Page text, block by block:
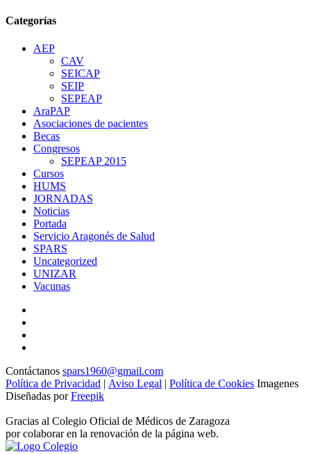
Categorías
AEP
CAV
SEICAP
SEIP
SEPEAP
AraPAP
Asociaciones de pacientes
Becas
Congresos
SEPEAP 2015
Cursos
HUMS
JORNADAS
Noticias
Portada
Servicio Aragonés de Salud
SPARS
Uncategorized
UNIZAR
Vacunas
Contáctanos spars1960@gmail.com
Política de Privacidad | Aviso Legal | Política de Cookies Imagenes
Diseñadas porFreepik
Gracias al Colegio Oficial de Médicos de Zaragoza
por colaborar en la renovación de la página web.